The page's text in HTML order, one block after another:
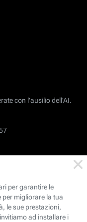
con l'ausilio dell'AI.